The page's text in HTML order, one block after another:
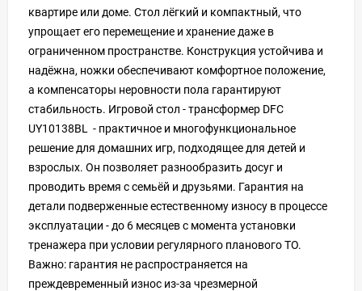
квартире или доме. Стол лёгкий и компактный, что
упрощает его перемещение и хранение даже в
ограниченном пространстве. Конструкция устойчива и
надёжна, ножки обеспечивают комфортное положение,
а компенсаторы неровности пола гарантируют
стабильность. Игровой стол - трансформер DFC
UY10138BL - практичное и многофункциональное
решение для домашних игр, подходящее для детей и
взрослых. Он позволяет разнообразить досуг и
проводить время с семьёй и друзьями. Гарантия на
детали подверженные естественному износу в процессе
эксплуатации - до 6 месяцев с момента установки
тренажера при условии регулярного планового ТО.
Важно: гарантия не распространяется на
преждевременный износ из-за чрезмерной